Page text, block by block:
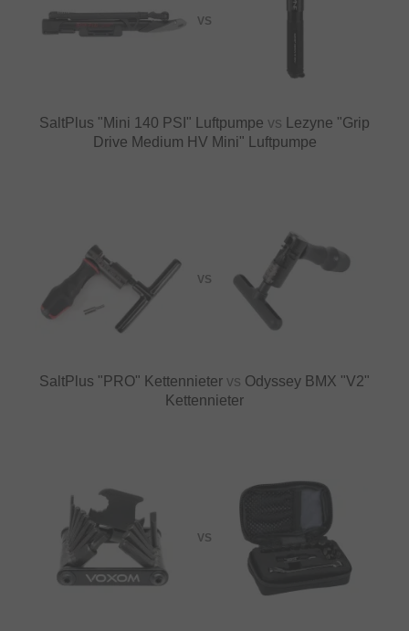
VS
SaltPlus "Mini 140 PSI" Luftpumpe vs Lezyne "Grip
Drive Medium HV Mini" Luftpumpe
VS
SaltPlus "PRO" Kettennieter vs Odyssey BMX "V2"
Kettennieter
VS